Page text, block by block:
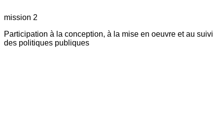
mission 2
Participation à la conception, à la mise en oeuvre et au suivi
des politiques publiques